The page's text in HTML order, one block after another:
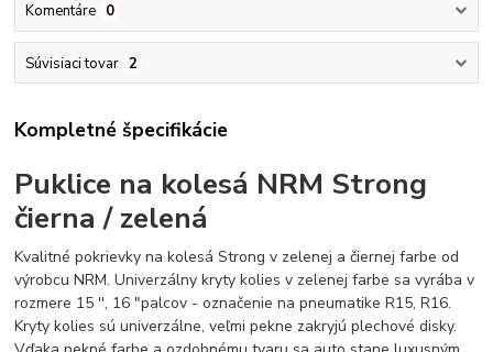
Komentáre 0
Súvisiaci tovar 2
Kompletné špecifikácie
Puklice na kolesá NRM Strong
čierna / zelená
Kvalitné pokrievky na kolesá Strong v zelenej a čiernej farbe od
výrobcu NRM. Univerzálny kryty kolies v zelenej farbe sa vyrába v
rozmere 15 '', 16 "palcov - označenie na pneumatike R15, R16.
Kryty kolies sú univerzálne, veľmi pekne zakryjú plechové disky.